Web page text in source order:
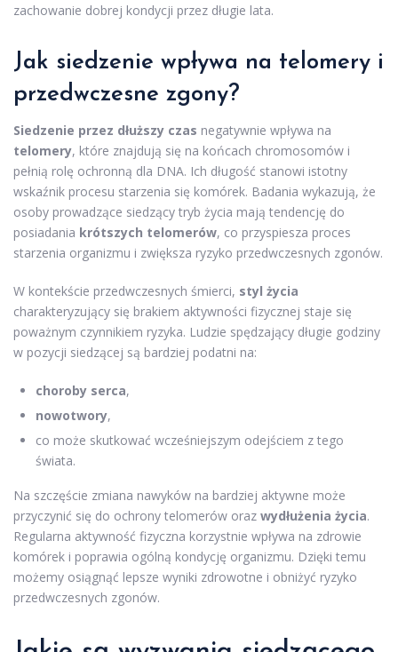
zachowanie dobrej kondycji przez długie lata.
Jak siedzenie wpływa na telomery i
przedwczesne zgony?
Siedzenie przez dłuższy czas negatywnie wpływa na
telomery, które znajdują się na końcach chromosomów i
pełnią rolę ochronną dla DNA. Ich długość stanowi istotny
wskaźnik procesu starzenia się komórek. Badania wykazują, że
osoby prowadzące siedzący tryb życia mają tendencję do
posiadania krótszych telomerów, co przyspiesza proces
starzenia organizmu i zwiększa ryzyko przedwczesnych zgonów.
W kontekście przedwczesnych śmierci, styl życia
charakteryzujący się brakiem aktywności fizycznej staje się
poważnym czynnikiem ryzyka. Ludzie spędzający długie godziny
w pozycji siedzącej są bardziej podatni na:
choroby serca,
nowotwory,
co może skutkować wcześniejszym odejściem z tego
świata.
Na szczęście zmiana nawyków na bardziej aktywne może
przyczynić się do ochrony telomerów oraz wydłużenia życia.
Regularna aktywność fizyczna korzystnie wpływa na zdrowie
komórek i poprawia ogólną kondycję organizmu. Dzięki temu
możemy osiągnąć lepsze wyniki zdrowotne i obniżyć ryzyko
przedwczesnych zgonów.